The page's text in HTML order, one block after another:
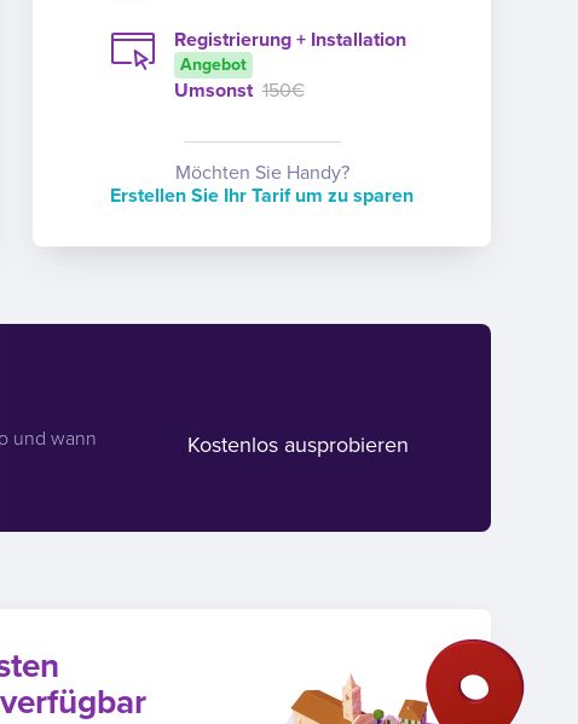
Registrierung + Installation
Angebot
Umsonst 150€
Möchten Sie Handy?
Erstellen Sie Ihr Tarif um zu sparen
und wann
Kostenlos ausprobieren